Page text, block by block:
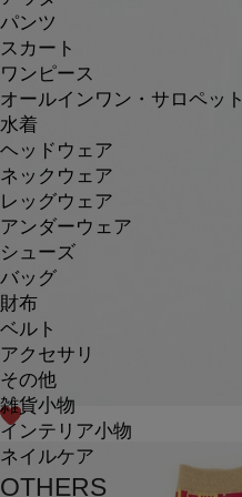
パンツ
スカート
ワンピース
オールインワン・サロペット
水着
ヘッドウェア
ネックウェア
レッグウェア
アンダーウェア
シューズ
バッグ
財布
ベルト
アクセサリ
その他
雑貨小物
インテリア小物
ネイルケア
OTHERS